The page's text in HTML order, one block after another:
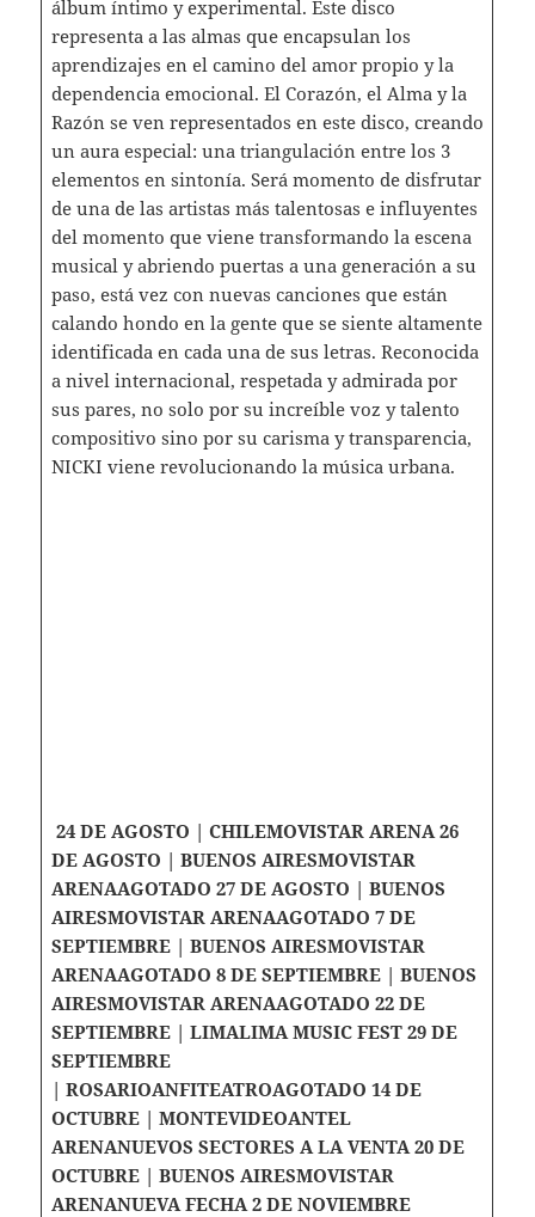
álbum íntimo y experimental. Este disco
representa a las almas que encapsulan los
aprendizajes en el camino del amor propio y la
dependencia emocional. El Corazón, el Alma y la
Razón se ven representados en este disco, creando
un aura especial: una triangulación entre los 3
elementos en sintonía. Será momento de disfrutar
de una de las artistas más talentosas e influyentes
del momento que viene transformando la escena
musical y abriendo puertas a una generación a su
paso, está vez con nuevas canciones que están
calando hondo en la gente que se siente altamente
identificada en cada una de sus letras. Reconocida
a nivel internacional, respetada y admirada por
sus pares, no solo por su increíble voz y talento
compositivo sino por su carisma y transparencia,
NICKI viene revolucionando la música urbana.
24 DE AGOSTO | CHILEMOVISTAR ARENA 26
DE AGOSTO | BUENOS AIRESMOVISTAR
ARENAAGOTADO 27 DE AGOSTO | BUENOS
AIRESMOVISTAR ARENAAGOTADO 7 DE
SEPTIEMBRE | BUENOS AIRESMOVISTAR
ARENAAGOTADO 8 DE SEPTIEMBRE | BUENOS
AIRESMOVISTAR ARENAAGOTADO 22 DE
SEPTIEMBRE | LIMALIMA MUSIC FEST 29 DE
SEPTIEMBRE
| ROSARIOANFITEATROAGOTADO 14 DE
OCTUBRE | MONTEVIDEOANTEL
ARENANUEVOS SECTORES A LA VENTA 20 DE
OCTUBRE | BUENOS AIRESMOVISTAR
ARENANUEVA FECHA 2 DE NOVIEMBRE